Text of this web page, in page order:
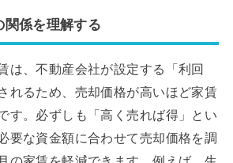
関係を理解する
は、不動産会社が設定する「利回
れるため、売却価格が高いほど家賃
す。必ずしも「高く売れば得」とい
要な資金額に合わせて売却価格を調